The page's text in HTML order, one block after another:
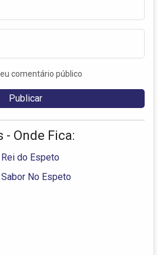
comentário público
Onde Fica:
Rei do Espeto
Sabor No Espeto